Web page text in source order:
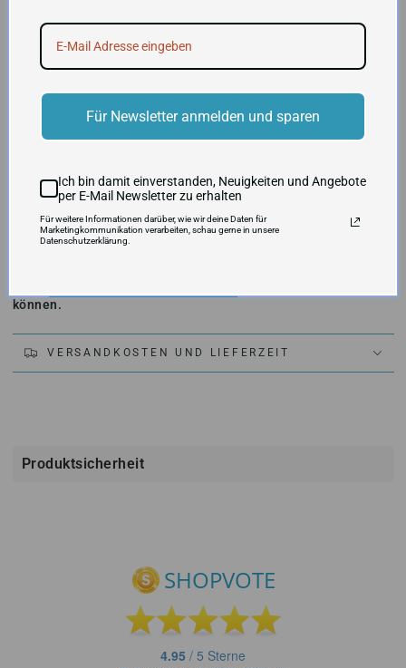
wert sind, gejagt zu werden. Mit unverzichtbaren Parallels und
starbesetzten Checklisten.
Halte Ausschau nach einem atemberaubenden Aufgebot an
Money und mehr oder den Hobby International exklusiven
Parallels Red / Gold Wave.
Nix, Marvin Harrison Jr, Malik Nabers, Rome Odunze, Brock
Bowers, Brian Thomas Jr, Xavier Worthy, Ladd McConkey,
viele mehr.
können.
VERSANDKOSTEN UND LIEFERZEIT
Produktsicherheit
Für Newsletter anmelden und sparen
Ich bin damit einverstanden, Neuigkeiten und Angebote
per E-Mail Newsletter zu erhalten
Für weitere Informationen darüber, wie wir deine Daten für
Marketingkommunikation verarbeiten, schau gerne in unsere
Datenschutzerklärung.